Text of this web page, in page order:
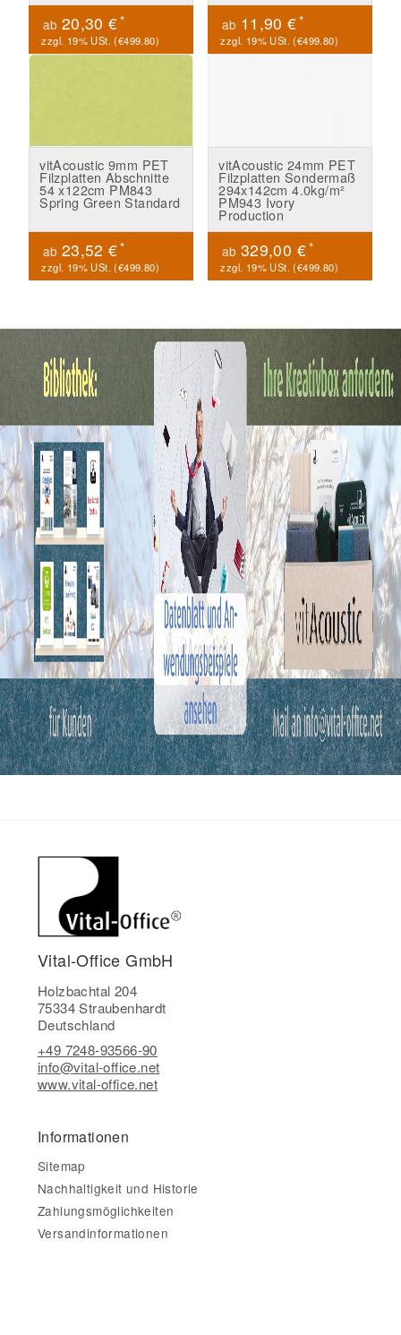
ab 20,30 €*
zzgl. 19% USt. (€499.80)
ab 11,90 €*
zzgl. 19% USt. (€499.80)
vitAcoustic 9mm PET
Filzplatten Abschnitte
54 x122cm PM843
Spring Green Standard
ab 23,52 €*
zzgl. 19% USt. (€499.80)
vitAcoustic 24mm PET
Filzplatten Sondermaß
294x142cm 4.0kg/m²
PM943 Ivory
Production
ab 329,00 €*
zzgl. 19% USt. (€499.80)
Vital-Office GmbH
Holzbachtal 204
75334 Straubenhardt
Deutschland
+49 7248-93566-90
info@vital-office.net
www.vital-office.net
Informationen
Sitemap
Nachhaltigkeit und Historie
Zahlungsmöglichkeiten
Versandinformationen